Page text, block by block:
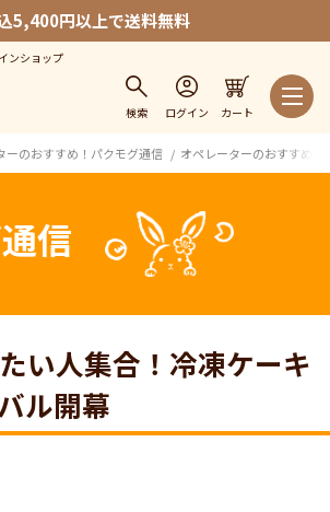
5,400円以上で送料無料
ンショップ
検索 ログイン カート
ーのおすすめ！パクモグ通信 オペレーターのおすすめ！
信
い人集合！冷凍ケーキ
ル開幕